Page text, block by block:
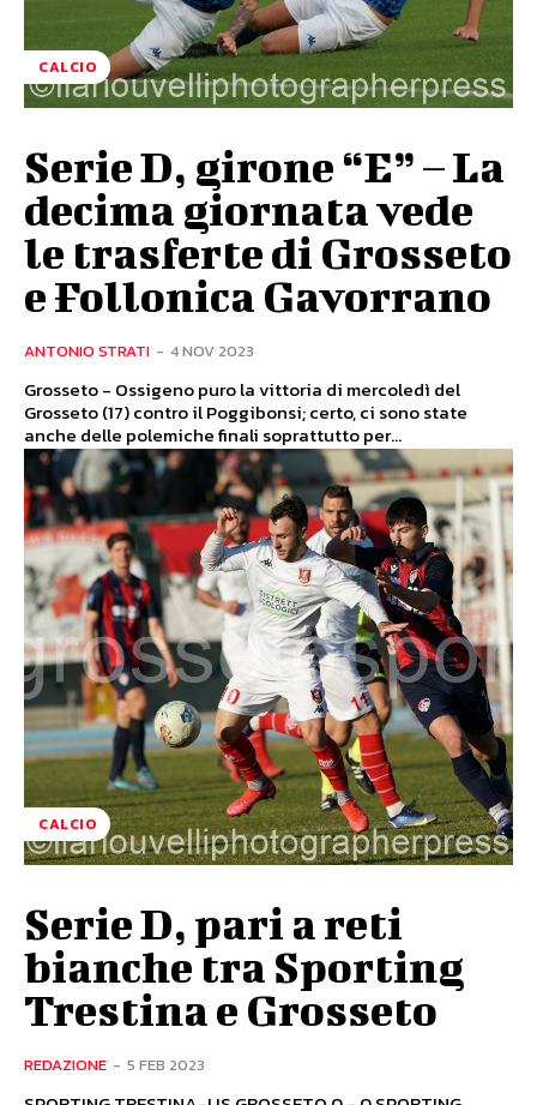
CALCIO
Serie D, girone “E” – La
decima giornata vede
le trasferte di Grosseto
e Follonica Gavorrano
ANTONIO STRATI - 4 NOV 2023
Grosseto - Ossigeno puro la vittoria di mercoledì del
Grosseto (17) contro il Poggibonsi; certo, ci sono state
anche delle polemiche finali soprattutto per...
CALCIO
Serie D, pari a reti
bianche tra Sporting
Trestina e Grosseto
REDAZIONE - 5 FEB 2023